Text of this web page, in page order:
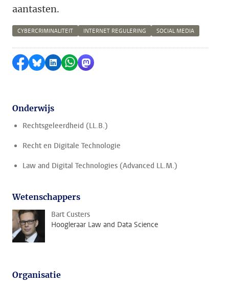
aantasten.
CYBERCRIMINALITEIT INTERNET REGULERING SOCIAL MEDIA
Delen op Facebook
Delen via Bluesky
Delen op LinkedIn
Delen via WhatsApp
Delen via Mastodon
Onderwijs
Rechtsgeleerdheid (LL.B.)
Recht en Digitale Technologie
Law and Digital Technologies (Advanced LL.M.)
Wetenschappers
Bart Custers
Hoogleraar Law and Data Science
Organisatie